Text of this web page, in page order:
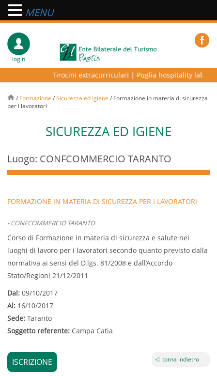
login
Tirocini extracurriculari|Puglia hospitality lab –
/ Formazione /Sicurezza ed igiene / Formazione in materia di sicurezza
per i lavoratori
SICUREZZA ED IGIENE
Luogo: CONFCOMMERCIO TARANTO
FORMAZIONE IN MATERIA DI SICUREZZA PER I LAVORATORI
- CONFCOMMERCIO TARANTO
Corso di Formazione in materia di sicurezza e salute nei
luoghi di lavoro per i lavoratori secondo quanto previsto dalla
normativa ai sensi del D.lgs. 81/2008 e dall’Accordo
Stato/Regioni 21/12/2011
Dal: 09/10/2017
Al: 16/10/2017
Sede: Taranto
Soggetto referente: Campa Catia
ISCRIZIONE torna indietro
MENU